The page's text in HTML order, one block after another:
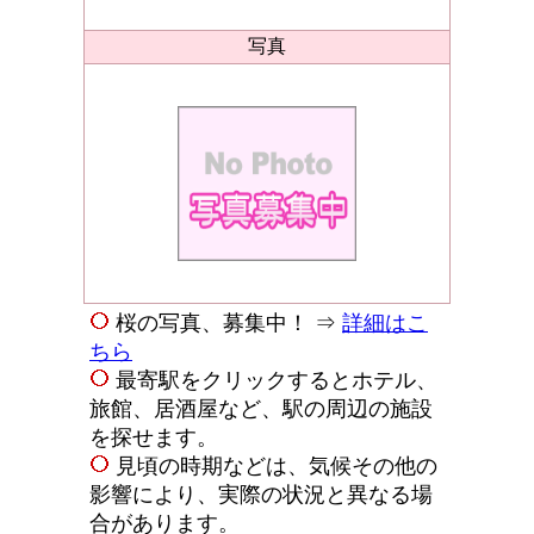
写真
桜の写真、募集中！ ⇒ 詳細はこ
ちら
最寄駅をクリックするとホテル、
旅館、居酒屋など、駅の周辺の施設
を探せます。
見頃の時期などは、気候その他の
影響により、実際の状況と異なる場
合があります。